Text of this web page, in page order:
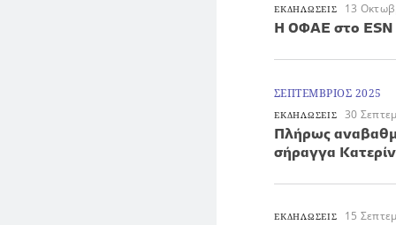
ΕΚΔΗΛΩΣΕΙΣ 13
Η ΟΦΑΕ στο
ΣΕΠΤΕΜΒΡΙΟΣ 2025
ΕΚΔΗΛΩΣΕΙΣ 30
Πλήρως
σήραγγα
ΕΚΔΗΛΩΣΕΙΣ 15